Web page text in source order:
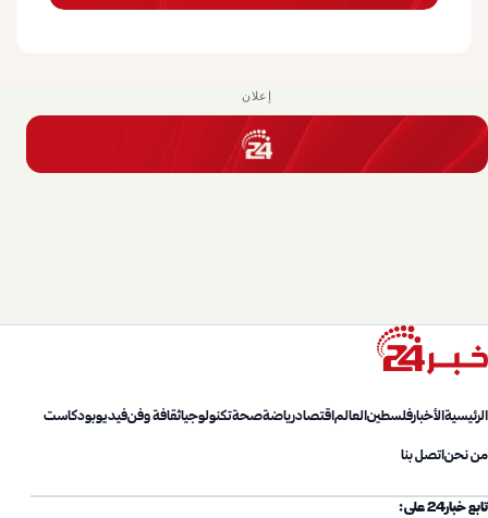
إعلان
الرئيسيةالأخبارفلسطينالعالماقتصادرياضةصحةتكنولوجياثقافة وفنفيديوبودكاست
من نحناتصل بنا
تابع خبار24 على: